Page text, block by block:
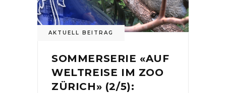
AKTUELL BEITRAG
SOMMERSERIE «AUF
WELTREISE IM ZOO
ZÜRICH» (2/5):